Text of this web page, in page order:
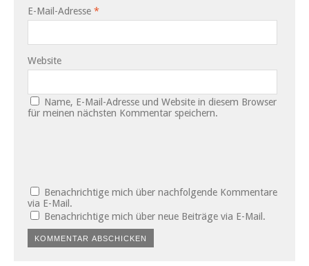
E-Mail-Adresse *
Website
Name, E-Mail-Adresse und Website in diesem Browser
für meinen nächsten Kommentar speichern.
Benachrichtige mich über nachfolgende Kommentare
via E-Mail.
Benachrichtige mich über neue Beiträge via E-Mail.